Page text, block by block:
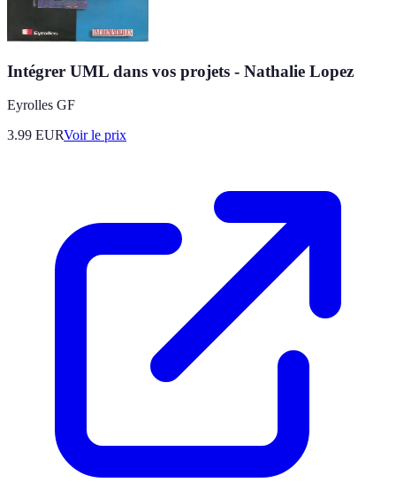
Intégrer UML dans vos projets - Nathalie Lopez
Eyrolles GF
3.99 EURVoir le prix